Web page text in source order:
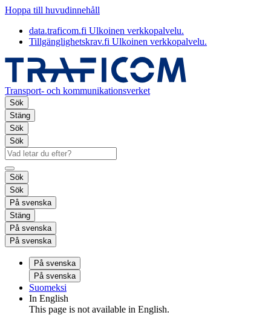
Hoppa till huvudinnehåll
data.traficom.fi Ulkoinen verkkopalvelu.
Tillgänglighetskrav.fi Ulkoinen verkkopalvelu.
Transport- och kommunikationsverket
Sök
Stäng
Sök
Sök
Sök
Sök
På svenska
Stäng
På svenska
På svenska
På svenska
På svenska
Suomeksi
In English
This page is not available in English.